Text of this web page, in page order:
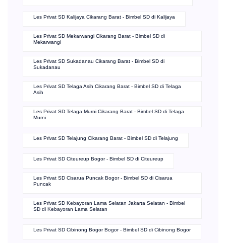
Les Privat SD Kalijaya Cikarang Barat - Bimbel SD di Kalijaya
Les Privat SD Mekarwangi Cikarang Barat - Bimbel SD di
Mekarwangi
Les Privat SD Sukadanau Cikarang Barat - Bimbel SD di
Sukadanau
Les Privat SD Telaga Asih Cikarang Barat - Bimbel SD di Telaga
Asih
Les Privat SD Telaga Murni Cikarang Barat - Bimbel SD di Telaga
Murni
Les Privat SD Telajung Cikarang Barat - Bimbel SD di Telajung
Les Privat SD Citeureup Bogor - Bimbel SD di Citeureup
Les Privat SD Cisarua Puncak Bogor - Bimbel SD di Cisarua
Puncak
Les Privat SD Kebayoran Lama Selatan Jakarta Selatan - Bimbel
SD di Kebayoran Lama Selatan
Les Privat SD Cibinong Bogor Bogor - Bimbel SD di Cibinong Bogor